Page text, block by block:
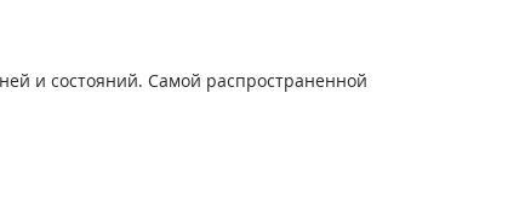
и состояний. Самой распространенной